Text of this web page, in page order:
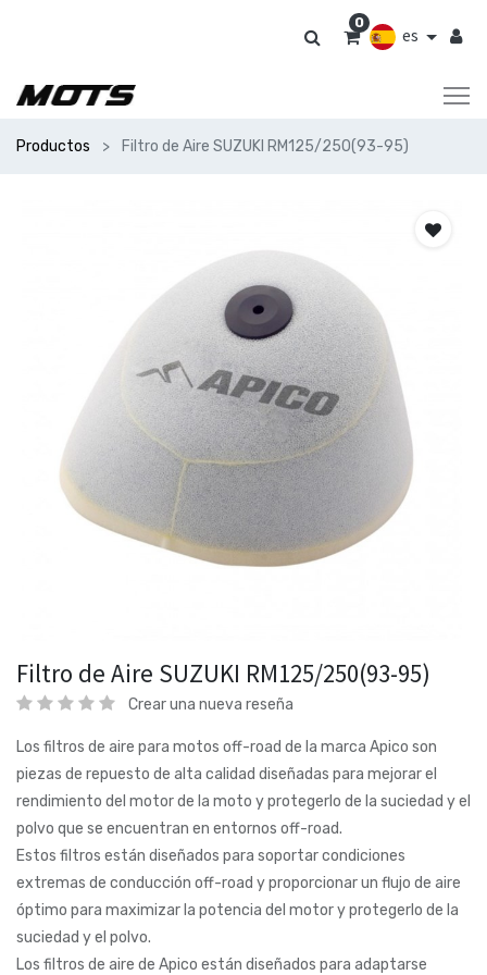
es
0
Productos Filtro de Aire SUZUKI RM125/250(93-95)
Filtro de Aire SUZUKI RM125/250(93-95)
Crear una nueva reseña
Los filtros de aire para motos off-road de la marca Apico son
piezas de repuesto de alta calidad diseñadas para mejorar el
rendimiento del motor de la moto y protegerlo de la suciedad y el
polvo que se encuentran en entornos off-road.
Estos filtros están diseñados para soportar condiciones
extremas de conducción off-road y proporcionar un flujo de aire
óptimo para maximizar la potencia del motor y protegerlo de la
suciedad y el polvo.
Los filtros de aire de Apico están diseñados para adaptarse